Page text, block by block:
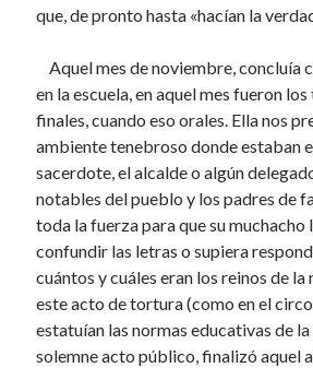
que, de pronto hasta «hacían la
Aquel mes de noviembre, concluía
en la escuela, en aquel mes fueron
finales, cuando eso orales. Ella nos
ambiente tenebroso donde estaban
sacerdote, el alcalde o algún
notables del pueblo y los padres de
toda la fuerza para que su muchacho
confundir las letras o supiera
cuántos y cuáles eran los reinos de la
este acto de tortura (como en el
estatuían las normas educativas de
solemne acto público, finalizó aquel